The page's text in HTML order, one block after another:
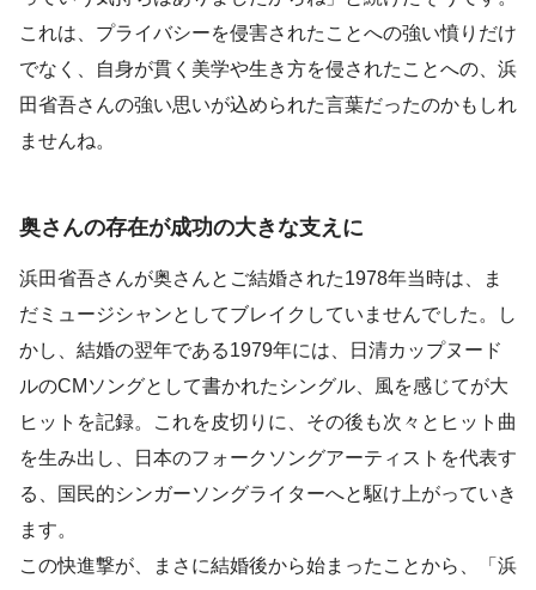
これは、プライバシーを侵害されたことへの強い憤りだけ
でなく、自身が貫く美学や生き方を侵されたことへの、浜
田省吾さんの強い思いが込められた言葉だったのかもしれ
ませんね。
奥さんの存在が成功の大きな支えに
浜田省吾さんが奥さんとご結婚された1978年当時は、ま
だミュージシャンとしてブレイクしていませんでした。し
かし、結婚の翌年である1979年には、日清カップヌード
ルのCMソングとして書かれたシングル、風を感じてが大
ヒットを記録。これを皮切りに、その後も次々とヒット曲
を生み出し、日本のフォークソングアーティストを代表す
る、国民的シンガーソングライターへと駆け上がっていき
ます。
この快進撃が、まさに結婚後から始まったことから、「浜